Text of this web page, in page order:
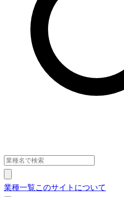
業種一覧このサイトについて